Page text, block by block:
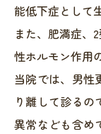
能低下症として
また、肥満症、
性ホルモン作用
当院では、男性
り離して診る
異常なども含め